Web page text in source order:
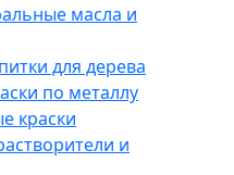
масла и
для дерева
по металлу
краски
и